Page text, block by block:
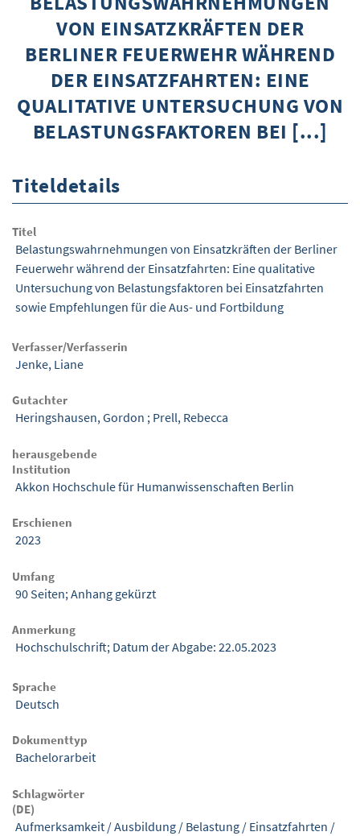
ÜBER WISOM
GUROM - MOBILITÄT SICHER GESTALTEN
NUTZUNGSBEDINGUNGEN
VON EINSATZKRÄFTEN DER
BERLINER FEUERWEHR WÄHREND
DER EINSATZFAHRTEN: EINE
QUALITATIVE UNTERSUCHUNG VON
BELASTUNGSFAKTOREN BEI [...]
Titeldetails
Titel
Belastungswahrnehmungen von Einsatzkräften der Berliner
Feuerwehr während der Einsatzfahrten: Eine qualitative
Untersuchung von Belastungsfaktoren bei Einsatzfahrten
sowie Empfehlungen für die Aus- und Fortbildung
Verfasser/Verfasserin
Jenke, Liane
Gutachter
Heringshausen, Gordon ; Prell, Rebecca
herausgebende
Institution
Akkon Hochschule für Humanwissenschaften Berlin
Erschienen
2023
Umfang
90 Seiten; Anhang gekürzt
Anmerkung
Hochschulschrift; Datum der Abgabe: 22.05.2023
Sprache
Deutsch
Dokumenttyp
Bachelorarbeit
Schlagwörter
(DE)
Aufmerksamkeit /Ausbildung / Belastung / Einsatzfahrten /